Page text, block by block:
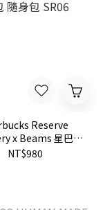
Reserve
x Beams 星巴克
包 隨身包 SR06
NT$980